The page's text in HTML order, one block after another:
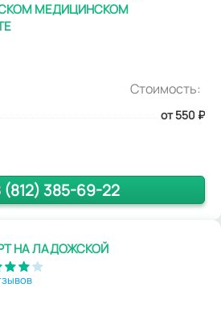
МЕДИЦИНСКОМ
Стоимость:
от 550 ₽
(812) 385-69-22
НА ЛАДОЖСКОЙ